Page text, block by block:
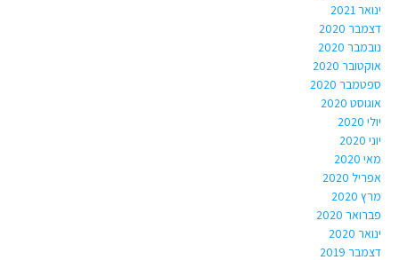
ינואר 2021
דצמבר 2020
נובמבר 2020
אוקטובר 2020
ספטמבר 2020
אוגוסט 2020
יולי 2020
יוני 2020
מאי 2020
אפריל 2020
מרץ 2020
פברואר 2020
ינואר 2020
דצמבר 2019